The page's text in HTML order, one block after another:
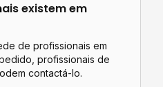
existem em
de profissionais em
profissionais de
contactá-lo.